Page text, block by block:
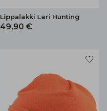
Lippalakki Lari Hunting
49,90 €